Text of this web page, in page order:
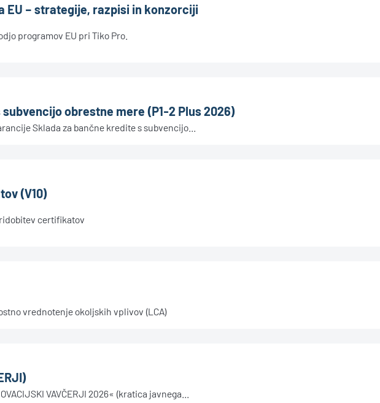
EU – strategije, razpisi in konzorciji
programov EU pri Tiko Pro.
obrestne mere (P1-2 Plus 2026)
Sklada za bančne kredite s subvencijo...
(V10)
certifikatov
vrednotenje okoljskih vplivov (LCA)
VAVČERJI 2026« (kratica javnega...